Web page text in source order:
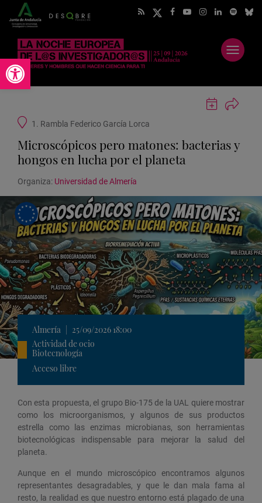
Abrir barra de herramientas
Abrir
menú
Guardar
actividad
Calendar
Ubicación
la
1. Rambla Federico García Lorca
Microscópicos pero matones: bacterias y
hongos en lucha por el planeta
Organiza: Universidad de Almería
Almería
25/09/2026 18:00
Actividad de ocio
Biotecnología
Acceso libre
Con esta propuesta, el grupo Bio-175 de la UAL quiere mostrar
como los microorganismos, y algunos de sus productos
estrella como las enzimas microbianas, son herramientas
biotecnológicas indispensable para mejorar la salud del
planeta.
Aunque en el mundo microscópico encontramos algunos
representantes desagradables, y que le dan mala fama al
resto, la realidad es que nuestro entorno está plagado de una